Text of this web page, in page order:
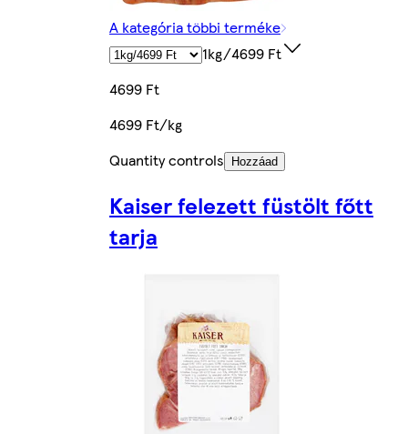
A kategória többi terméke
1kg/4699 Ft
4699 Ft
4699 Ft/kg
Quantity controls
Hozzáad
Kaiser felezett füstölt főtt
tarja